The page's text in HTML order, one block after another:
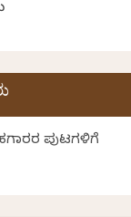
ಪುಟಗಳಿಗೆ